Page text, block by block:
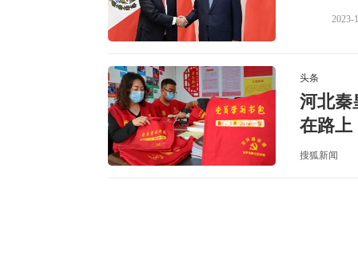
2023-
头条
河北秦
在路上
搜狐新闻